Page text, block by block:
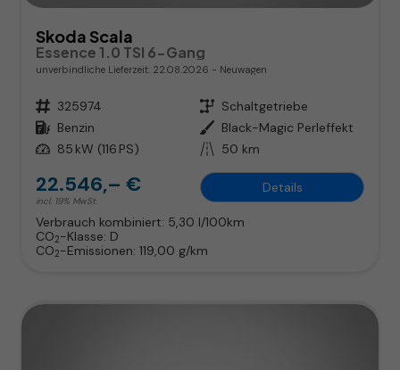
Skoda Scala
Essence 1.0 TSI 6-Gang
unverbindliche Lieferzeit: 22.08.2026 Neuwagen
Fahrzeugnr. 325974 Getriebe Schaltgetriebe
Kraftstoff Benzin Außenfarbe Black-Magic Perleffekt
Leistung 85 kW (116 PS) Kilometerstand 50 km
22.546,– €
incl. 19% MwSt.
Details
Verbrauch kombiniert: 5,30 l/100km
CO2-Klasse: D
CO2-Emissionen: 119,00 g/km